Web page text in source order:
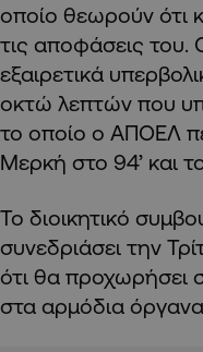
οποίο θεωρούν ότι
τις αποφάσεις του.
εξαιρετικά
οκτώ λεπτών που
το οποίο ο ΑΠΟΕΛ
Μερκή στο 94’ και
Το διοικητικό
συνεδριάσει την
ότι θα προχωρήσει
στα αρμόδια